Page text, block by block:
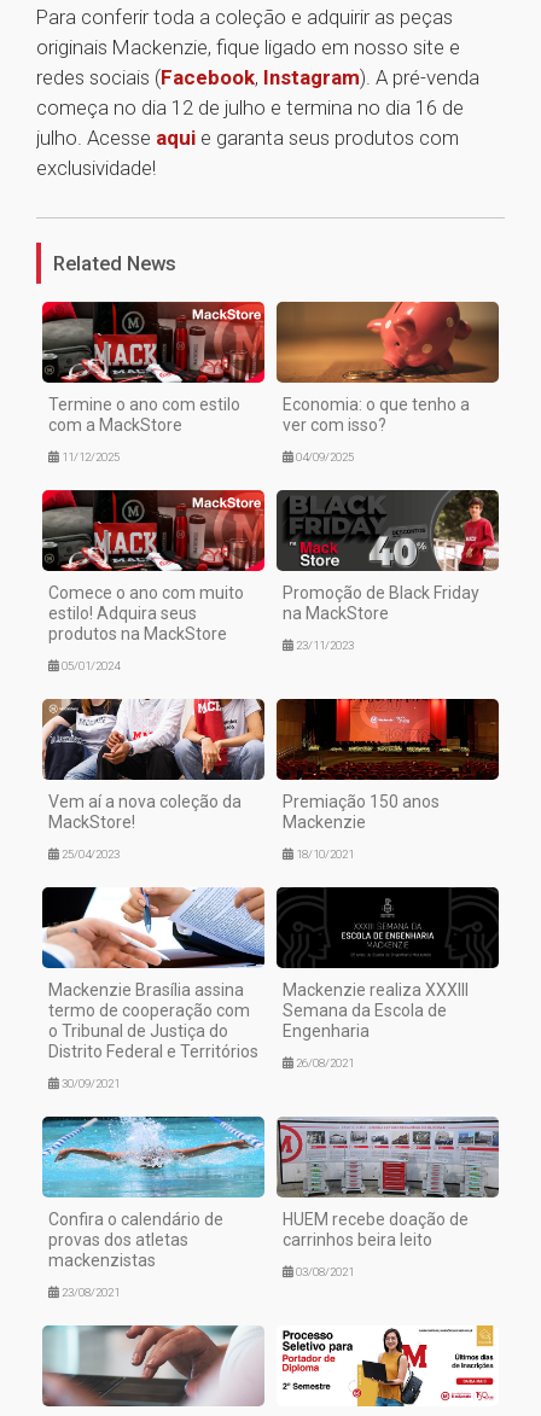
Para conferir toda a coleção e adquirir as peças
originais Mackenzie, fique ligado em nosso site e
redes sociais (Facebook, Instagram). A pré-venda
começa no dia 12 de julho e termina no dia 16 de
julho. Acesse aqui e garanta seus produtos com
exclusividade!
Related News
Termine o ano com estilo
com a MackStore
11/12/2025
Economia: o que tenho a
ver com isso?
04/09/2025
Comece o ano com muito
estilo! Adquira seus
produtos na MackStore
05/01/2024
Promoção de Black Friday
na MackStore
23/11/2023
Vem aí a nova coleção da
MackStore!
25/04/2023
Premiação 150 anos
Mackenzie
18/10/2021
Mackenzie Brasília assina
termo de cooperação com
o Tribunal de Justiça do
Distrito Federal e Territórios
30/09/2021
Mackenzie realiza XXXIII
Semana da Escola de
Engenharia
26/08/2021
Confira o calendário de
provas dos atletas
mackenzistas
23/08/2021
HUEM recebe doação de
carrinhos beira leito
03/08/2021